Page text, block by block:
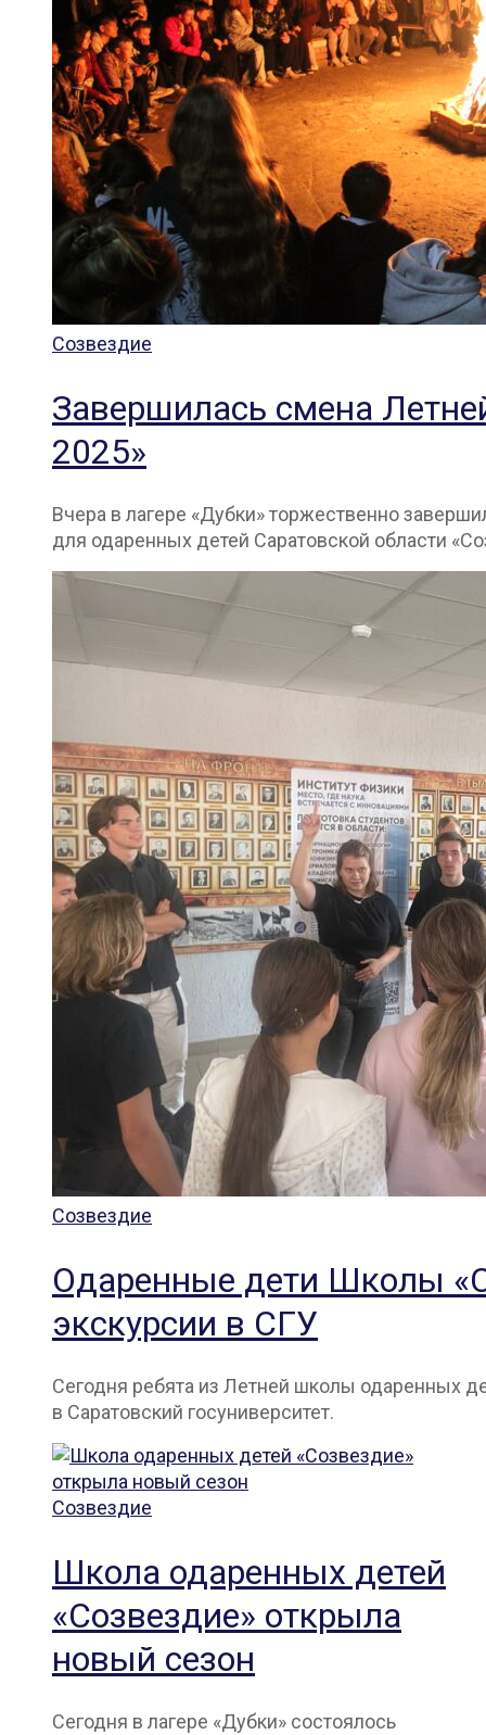
Созвездие
Завершилась смена
2025»
Вчера в лагере «Дубки» торжественно
для одаренных детей Саратовской области
Созвездие
Одаренные дети Школы
экскурсии в СГУ
Сегодня ребята из Летней школы одаренных
в Саратовский госуниверситет.
Созвездие
Школа одаренных детей
«Созвездие» открыла
новый сезон
Сегодня в лагере «Дубки» состоялось